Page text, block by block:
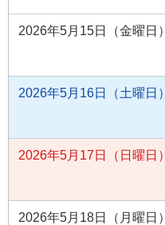
2026年5月15日（金曜日）
2026年5月16日（土曜日）
2026年5月17日（日曜日）
2026年5月18日（月曜日）